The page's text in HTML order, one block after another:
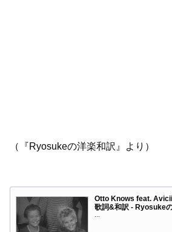
（『Ryosukeの洋楽和訳』より）
Otto Knows feat.
歌詞&和訳 - Ryosuke